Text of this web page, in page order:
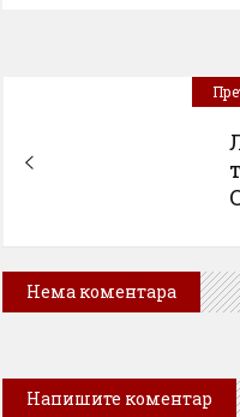
Нема коментара
Напишите коментар